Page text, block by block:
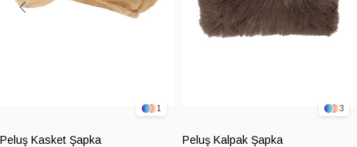
1
Peluş Kasket Şapka
3
Peluş Kalpak Şapka